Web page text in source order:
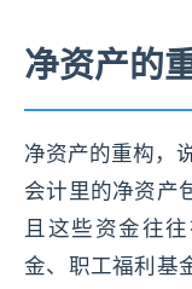
净资产的
净资产的重构，
会计里的净资产
且这些资金往
金、职工福利基